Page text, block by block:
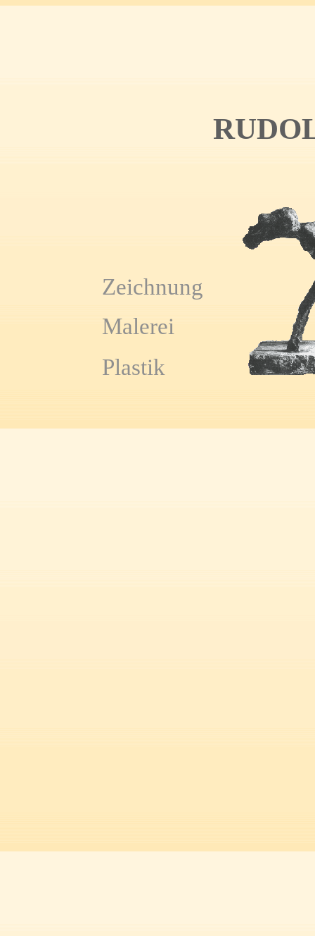
Zeichnung
Malerei
Plastik